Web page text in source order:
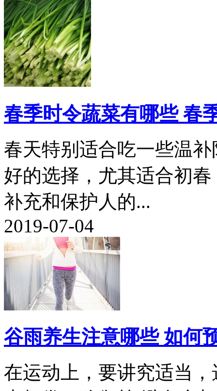
春季时令蔬菜有哪些 春
春天特别适合吃一些温
好的选择，尤其适合初
补充和保护人的...
2019-07-04
谷雨养生注意哪些 如何
在运动上，要讲究适当